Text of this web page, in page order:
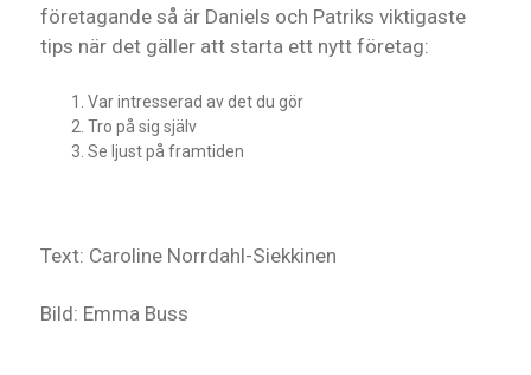
företagande så är Daniels och Patriks viktigaste
tips när det gäller att starta ett nytt företag:
Var intresserad av det du gör
Tro på sig själv
Se ljust på framtiden
Text: Caroline Norrdahl-Siekkinen
Bild: Emma Buss